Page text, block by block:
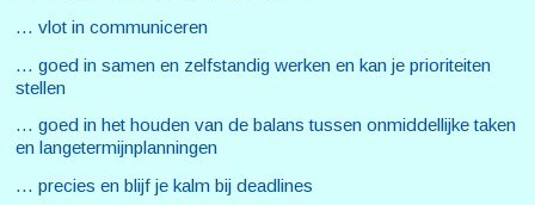
… vlot in communiceren
… goed in samen en zelfstandig werken en kan je prioriteiten
stellen
… goed in het houden van de balans tussen onmiddellijke taken
en langetermijnplanningen
... precies en blijf je kalm bij deadlines